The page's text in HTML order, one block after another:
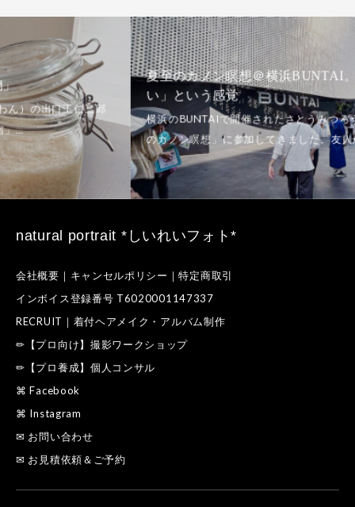
夏至のカノン瞑想＠横浜BUNTAI。「どっちでもい
い」という感覚
natural portrait *しいれいフォト*
会社概要｜キャンセルポリシー｜特定商取引
インボイス登録番号 T6020001147337
RECRUIT｜着付ヘアメイク・アルバム制作
✏【プロ向け】撮影ワークショップ
✏【プロ養成】個人コンサル
⌘ Facebook
⌘ Instagram
✉ お問い合わせ
✉ お見積依頼＆ご予約